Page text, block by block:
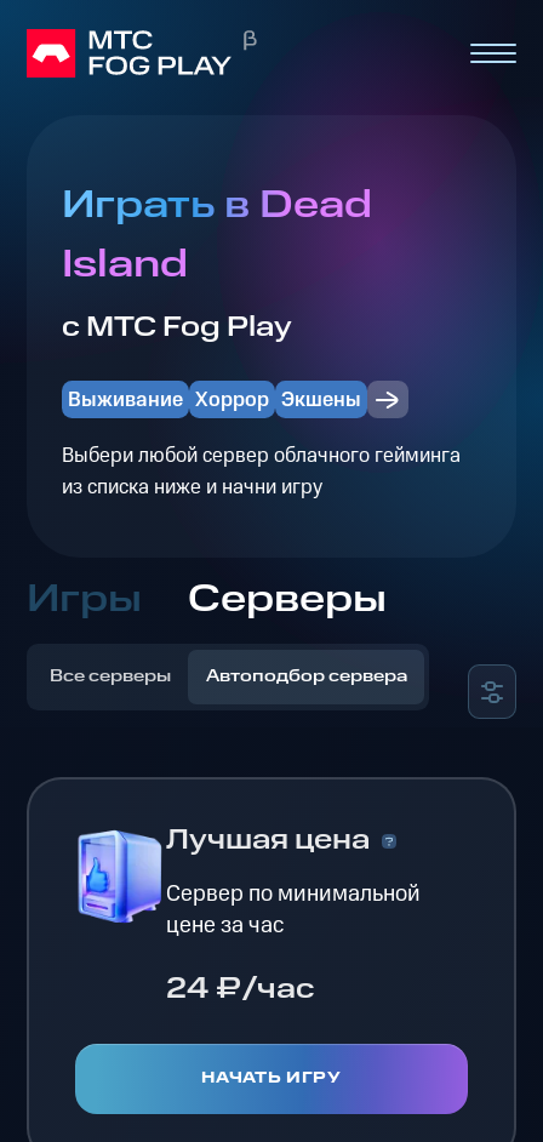
Играть в Dead
Island
с МТС Fog Play
Выживание Хоррор Экшены
Выбери любой сервер облачного гейминга
из списка ниже и начни игру
Игры Серверы
Все серверы Автоподбор сервера
Лучшая цена
Сервер по минимальной
цене за час
24 ₽/час
НАЧАТЬ ИГРУ